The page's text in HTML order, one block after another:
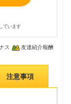
ています
ス 友達紹介報酬
注意事項